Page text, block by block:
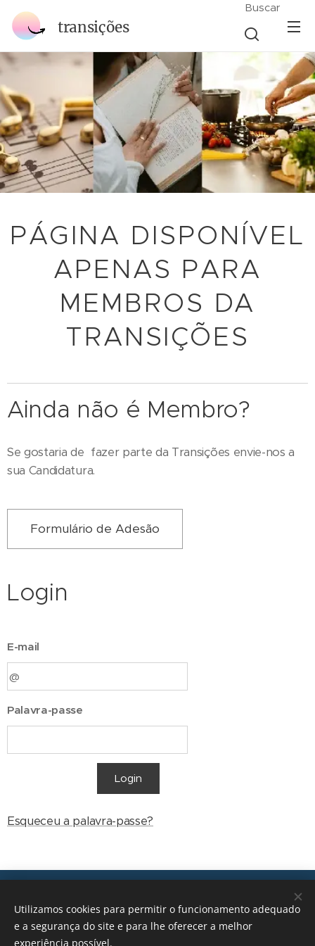
transições
Buscar
PÁGINA DISPONÍVEL
APENAS PARA
MEMBROS DA
TRANSIÇÕES
Ainda não é Membro?
Se gostaria de fazer parte da Transições envie-nos a
sua Candidatura.
Formulário de Adesão
Login
E-mail
Palavra-passe
Login
Esqueceu a palavra-passe?
geral@transicoes.pt
Utilizamos cookies para permitir o funcionamento adequado
e a segurança do site e para lhe oferecer a melhor
experiência possível.